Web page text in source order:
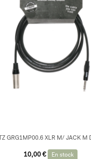
GRG1MP00.6 XLR M/ JACK M
10,00 € En stock